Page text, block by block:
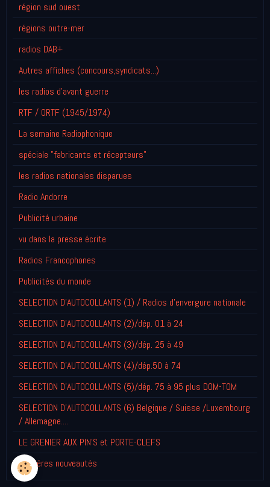
région sud ouest
régions outre-mer
radios DAB+
Autres affiches (concours,syndicats...)
les radios d'avant guerre
RTF / ORTF (1945/1974)
La semaine Radiophonique
spéciale "fabricants et récepteurs"
les radios nationales disparues
Radio Andorre
Publicité urbaine
vu dans la presse écrite
Radios Francophones
Publicités du monde
SELECTION D'AUTOCOLLANTS (1) / Radios d'envergure nationale
SELECTION D'AUTOCOLLANTS (2)/dép. 01 à 24
SELECTION D'AUTOCOLLANTS (3)/dép. 25 à 49
SELECTION D'AUTOCOLLANTS (4)/dép.50 à 74
SELECTION D'AUTOCOLLANTS (5)/dép. 75 à 95 plus DOM-TOM
SELECTION D'AUTOCOLLANTS (6) Belgique / Suisse /Luxembourg
/ Allemagne....
LE GRENIER AUX PIN'S et PORTE-CLEFS
Derniéres nouveautés